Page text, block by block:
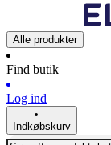
Alle produkter
Find butik
Log ind
Indkøbskurv